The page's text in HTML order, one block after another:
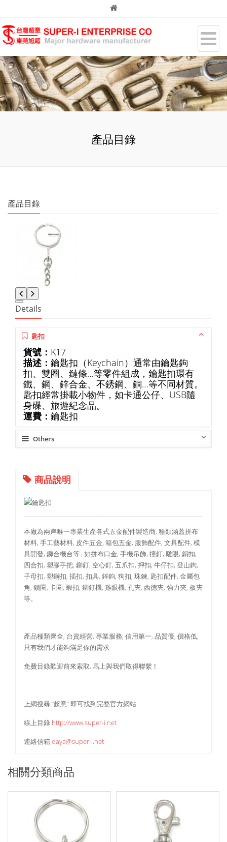
產品目錄
產品目錄
Details
匙扣
貨號： K17
描述： 鑰匙扣（Keychain）通常由鑰匙鉤
扣、雙圈、鏈條…等零件組成，鑰匙扣環有
鐵、鋼、鋅合金、不銹鋼、銅…等不同材質。
匙扣經常掛載小物件，如卡通公仔、USB隨
身碟、旅遊紀念品。
運費： 鑰匙扣
Others
商品說明
本廠為兩岸唯一專業生產各式五金配件製造商, 種類涵蓋拼布
材料, 手工藝材料, 皮件五金, 箱包五金, 服飾配件, 文具配件, 模
具開發, 鉚合機台等 ; 如拼布口金, 手機吊飾, 撞釘, 雞眼, 銅扣,
四合扣, 塑膠手把, 鉚釘, 空心釘, 五爪扣, 押扣, 牛仔扣, 登山鉤,
子母扣, 塑鋼扣, 插扣, 扣具, 鋅鉤, 狗扣, 珠鍊, 匙扣配件, 金屬包
角, 鎖圈, 卡圈, 蝦扣, 鉚釘機, 雞眼機, 孔夾, 西德夾, 強力夾, 板夾
等。
產品種類齊全, 台資經營, 專業服務, 信用第一, 品質優, 價格低,
只有我們才能夠滿足你的需求
免費目錄歡迎前來索取, 馬上與我們取得聯繫 !!
上網搜尋 “超意” 即可找到完整官方網站
線上目錄 http://www.super-i.net
連絡信箱daya@super-i.net
相關分類商品